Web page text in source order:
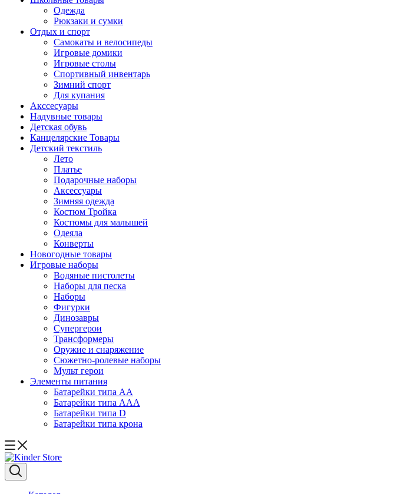
Одежда
Рюкзаки и сумки
Отдых и спорт
Самокаты и велосипеды
Игровые домики
Игровые столы
Спортивный инвентарь
Зимний спорт
Для купания
Акссесуары
Надувные товары
Детская обувь
Канцелярские Товары
Детский текстиль
Лето
Платье
Подарочные наборы
Аксессуары
Зимняя одежда
Костюм Тройка
Костюмы для малышей
Одеяла
Конверты
Новогодные товары
Игровые наборы
Водяные пистолеты
Наборы для песка
Наборы
Фигурки
Динозавры
Супергерои
Трансформеры
Оружие и снаряжение
Сюжетно-ролевые наборы
Мульт герои
Элементы питания
Батарейки типа АА
Батарейки типа ААА
Батарейки типа D
Батарейки типа крона